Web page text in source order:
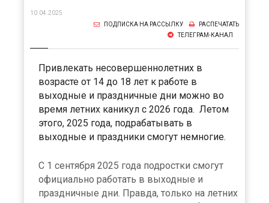
10.04.2025
РАСПЕЧАТАТЬ
ПОДПИСКА НА РАССЫЛКУ
ТЕЛЕГРАМ-КАНАЛ
Привлекать несовершеннолетних в
возрасте от 14 до 18 лет к работе в
выходные и праздничные дни можно во
время летних каникул с 2026 года. Летом
этого, 2025 года, подрабатывать в
выходные и праздники смогут немногие.
С 1 сентября 2025 года подростки смогут
официально работать в выходные и
праздничные дни. Правда, только на летних